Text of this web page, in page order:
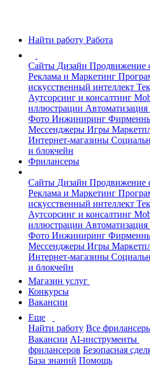
Найти работу Работа
Сайты Дизайн Продвижение
Реклама и Маркетинг
искусственный интеллект
Аутсорсинг и консалтинг
иллюстрации Автоматизация
Фото Инжиниринг
Мессенджеры Игры
Интернет-магазины
и блокчейн
Фрилансеры
Сайты Дизайн Продвижение
Реклама и Маркетинг
искусственный интеллект
Аутсорсинг и консалтинг
иллюстрации Автоматизация
Фото Инжиниринг
Мессенджеры Игры
Интернет-магазины
и блокчейн
Магазин услуг
Конкурсы
Вакансии
Еще
Найти работу Все
Вакансии AI-инструменты
фрилансеров Безопасная
База знаний Помощь